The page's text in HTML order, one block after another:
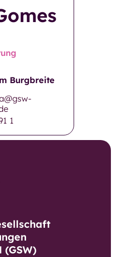
Finanzierung
Kontakte
Burgbreite
1